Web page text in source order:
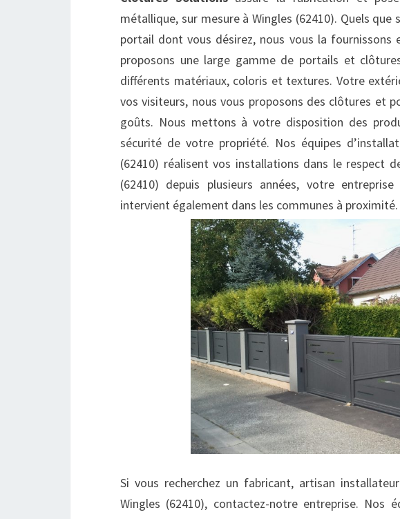
métallique, sur mesure à Wingles (62410). Quels
portail dont vous désirez, nous vous la fournissons
proposons une large gamme de portails et
différents matériaux, coloris et textures. Votre
vos visiteurs, nous vous proposons des clôtures et
goûts. Nous mettons à votre disposition des
sécurité de votre propriété. Nos équipes
(62410) réalisent vos installations dans le respect
(62410) depuis plusieurs années, votre
intervient également dans les communes à proximité.
Si vous recherchez un fabricant, artisan
Wingles (62410), contactez-notre entreprise. Nos